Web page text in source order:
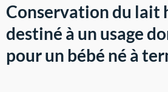
Conservation du lait
destiné à un usage
pour un bébé né à